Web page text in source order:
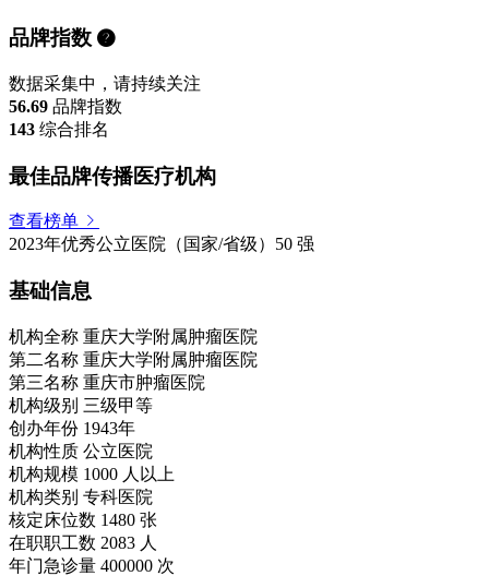
品牌指数
数据采集中，请持续关注
56.69 品牌指数
143 综合排名
最佳品牌传播医疗机构
查看榜单
2023年优秀公立医院（国家/省级）50 强
基础信息
机构全称 重庆大学附属肿瘤医院
第二名称 重庆大学附属肿瘤医院
第三名称 重庆市肿瘤医院
机构级别 三级甲等
创办年份 1943年
机构性质 公立医院
机构规模 1000 人以上
机构类别 专科医院
核定床位数 1480 张
在职职工数 2083 人
年门急诊量 400000 次